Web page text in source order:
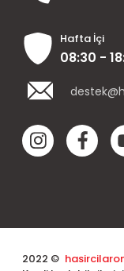
Hafta İçi
08:30 -
2022 ©